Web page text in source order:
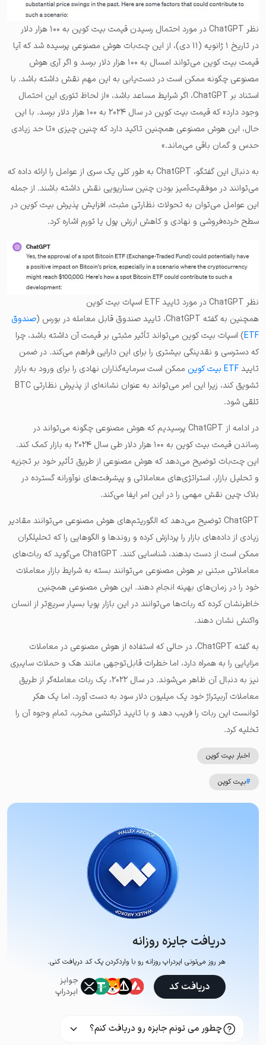
نظر ChatGPT در مورد احتمال رسیدن قیمت بیت کوین به ۱۰۰ هزار دلار
در تاریخ ۱ ژانویه (۱۱ دی)، از این چت‌بات هوش مصنوعی پرسیده شد که آیا
قیمت بیت کوین می‌تواند امسال به ۱۰۰ هزار دلار برسد و اگر آری هوش
مصنوعی چگونه ممکن است در دست‌یابی به این مهم نقش داشته باشد. با
استناد بر ChatGPT، اگر شرایط مساعد باشد، «از لحاظ تئوری این احتمال
وجود دارد» که قیمت بیت کوین در سال ۲۰۲۴ به ۱۰۰ هزار دلار برسد. با این
حال، این هوش مصنوعی همچنین تاکید دارد که چنین چیزی «تا حد زیادی
حدس و گمان باقی می‌ماند.»
به دنبال این گفتگو، ChatGPT به طور کلی یک سری از عوامل را ارائه داده که
می‌توانند در موفقیت‌آمیز بودن چنین سناریویی نقش داشته باشند. از جمله
این عوامل می‌توان به تحولات نظارتی مثبت، افزایش پذیرش بیت کوین در
سطح خرده‌فروشی و نهادی و کاهش ارزش پول یا تورم اشاره کرد.
نظر ChatGPT در مورد تایید ETF اسپات بیت کوین
همچنین به گفته ChatGPT، تایید صندوق قابل معامله در بورس (
صندوق
ETF) اسپات بیت کوین می‌تواند تأثیر مثبتی بر قیمت آن داشته باشد، چرا
که دسترسی و نقدینگی بیشتری را برای این دارایی فراهم می‌کند. در ضمن
تاییدETF بیت کوین
ممکن است سرمایه‌گذاران نهادی را برای ورود به بازار
تشویق کند، زیرا این امر می‌تواند به عنوان نشانه‌ای از پذیرش نظارتی BTC
تلقی شود.
در ادامه از ChatGPT پرسیدیم که هوش مصنوعی چگونه می‌تواند در
رساندن قیمت بیت کوین به ۱۰۰ هزار دلار طی سال ۲۰۲۴ به بازار کمک کند.
این چت‌بات توضیح می‌دهد که هوش مصنوعی از طریق تأثیر خود بر تجزیه
و تحلیل بازار، استراتژی‌های معاملاتی و پیشرفت‌های نوآورانه گسترده در
بلاک چین نقش مهمی را در این امر ایفا می‌کند.
ChatGPT توضیح می‌دهد که الگوریتم‌های هوش مصنوعی می‌توانند مقادیر
زیادی از داده‌های بازار را پردازش کرده و روندها و الگوهایی را که تحلیلگران
ممکن است از دست بدهند، شناسایی کنند. ChatGPT می‌گوید که ربات‌های
معاملاتی مبتنی بر هوش مصنوعی می‌توانند بسته به شرایط بازار معاملات
خود را در زمان‌های بهینه انجام دهند. این هوش مصنوعی همچنین
خاطرنشان کرده که ربات‌ها می‌توانند در این بازار پویا بسیار سریع‌تر از انسان
واکنش نشان دهند.
به گفته ChatGPT، در حالی که استفاده از هوش مصنوعی در معاملات
مزایایی را به همراه دارد، اما خطرات قابل‌توجهی مانند هک و حملات سایبری
نیز به دنبال آن ظاهر می‌شوند. در سال ۲۰۲۲، یک ربات معامله‌گر از طریق
معاملات آربیتراژ خود یک میلیون دلار سود به دست آورد، اما یک هکر
توانست این ربات را فریب دهد و با تایید تراکنشی مخرب، تمام وجوه آن را
تخلیه کرد.
اخبار بیت کوین
#بیت کوین
دریافت جایزه روزانه
هر روز می‌تونی ایردراپ روزانه رو با وارد‌کردن یک کد دریافت کنی.
جوایز
ایردراپ
دریافت کد
چطور می تونم جایزه رو دریافت کنم؟